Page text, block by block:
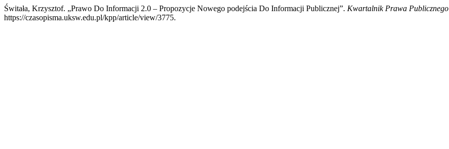
Świtała, Krzysztof. „Prawo Do Informacji 2.0 – Propozycje Nowego podejścia Do Informacji Publicznej”. Kwartalnik Prawa Publicznego
https://czasopisma.uksw.edu.pl/kpp/article/view/3775.